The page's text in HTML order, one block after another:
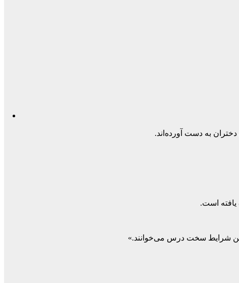
این شرایط سخت درس می‌خوانند.»